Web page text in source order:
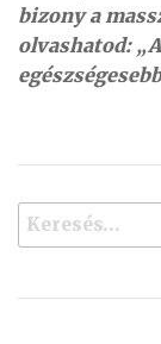
bizony a
olvashatod: